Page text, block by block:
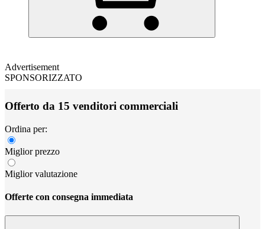
Advertisement
SPONSORIZZATO
Offerto da 15 venditori commerciali
Ordina per:
Miglior prezzo
Miglior valutazione
Offerte con consegna immediata